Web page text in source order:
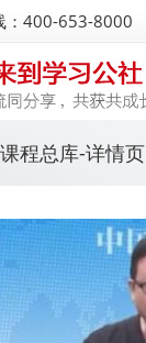
：400-653-8000
课程总库-详情页